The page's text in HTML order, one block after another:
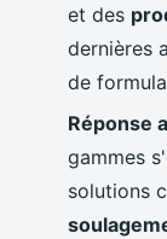
et des
dernières
de
Réponse
gammes
solutions